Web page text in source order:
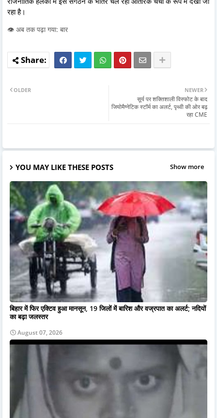
रहा है।
👁️ अब तक पढ़ा गया: बार
NEWER
सूर्य पर शक्तिशाली विस्फोट के बाद
जियोमैग्नेटिक स्टॉर्म का अलर्ट, पृथ्वी की ओर बढ़
रहा CME
OLDER
YOU MAY LIKE THESE POSTS Show more
बिहार में फिर एक्टिव हुआ मानसून, 19 जिलों में बारिश और वज्रपात का अलर्ट; नदियों
का बढ़ा जलस्तर
August 07, 2026